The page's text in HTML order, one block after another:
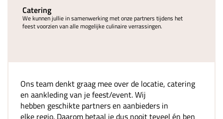
Catering
We kunnen jullie in samenwerking met onze partners tijdens het
feest voorzien van alle mogelijke culinaire verrassingen.
Ons team denkt graag mee over de locatie, catering
en aankleding van je feest/event. Wij
hebben geschikte partners en aanbieders in
elke regio. Daarom betaal je dus nooit teveel én ben